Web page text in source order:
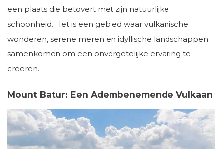
een plaats die betovert met zijn natuurlijke
schoonheid. Het is een gebied waar vulkanische
wonderen, serene meren en idyllische landschappen
samenkomen om een ​​onvergetelijke ervaring te
creëren.
Mount Batur: Een Adembenemende Vulkaan